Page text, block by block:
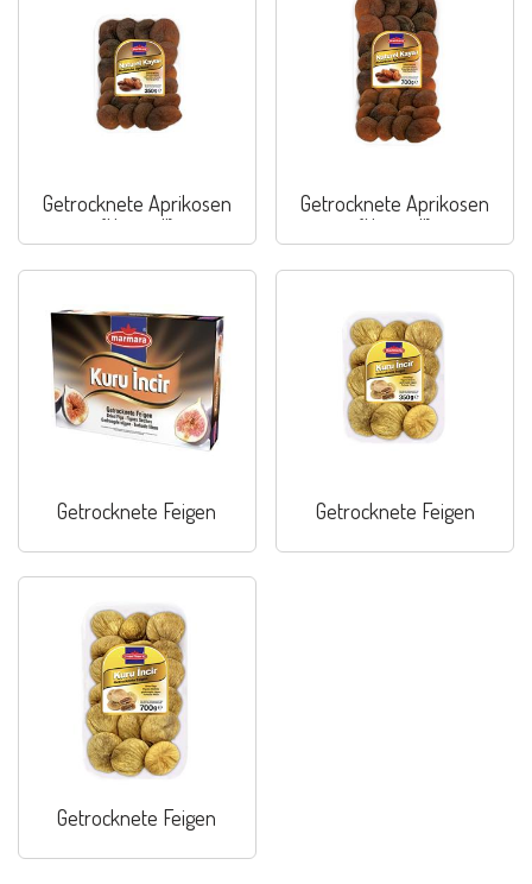
Getrocknete Aprikosen
(Naturell)
Getrocknete Aprikosen
(Naturell)
Getrocknete Feigen Getrocknete Feigen
Getrocknete Feigen